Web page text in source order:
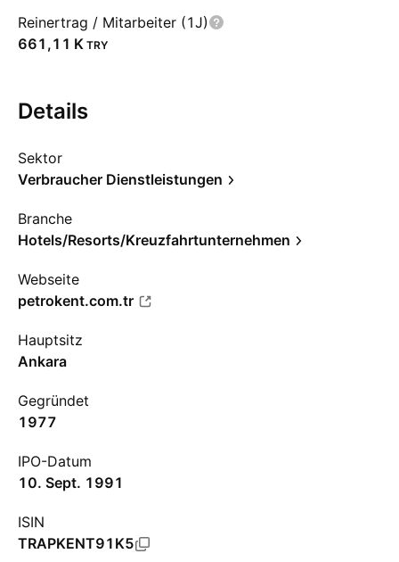
Reinertrag / Mitarbeiter (1J)
‪661,11 K‬ TRY
Details
Sektor
Verbraucher Dienstleistungen
Branche
Hotels/Resorts/Kreuzfahrtunternehmen
Webseite
petrokent.com.tr
Hauptsitz
Ankara
Gegründet
1977
IPO-Datum
10. Sept. 1991
ISIN
TRAPKENT91K5